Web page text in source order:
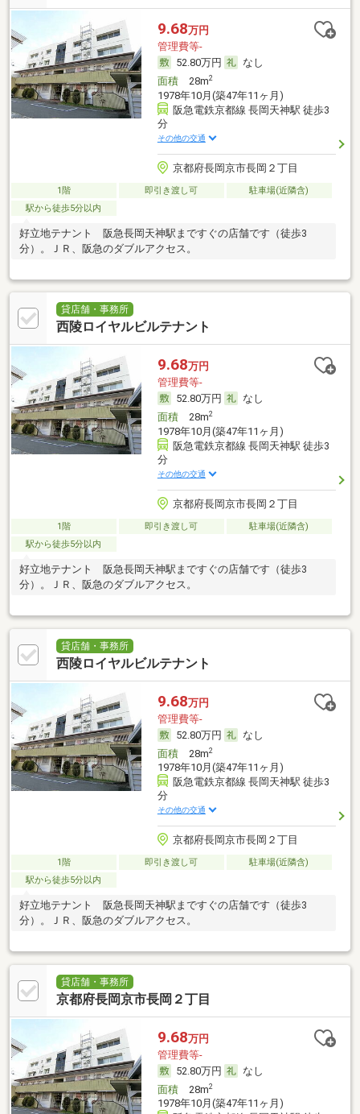
9.68万円
管理費等-
52.80万円
なし
面積28m2
1978年10月(築47年11ヶ月)
阪急電鉄京都線 長岡天神駅 徒歩3
分
その他の交通
京都府長岡京市長岡２丁目
1階 即引き渡し可
駐車場(近隣含)
駅から徒歩5分以内
好立地テナント 阪急長岡天神駅まですぐの店舗です（徒歩3
分）。ＪＲ、阪急のダブルアクセス。
貸店舗・事務所
西陵ロイヤルビルテナント
9.68万円
管理費等-
52.80万円
なし
面積28m2
1978年10月(築47年11ヶ月)
阪急電鉄京都線 長岡天神駅 徒歩3
分
その他の交通
京都府長岡京市長岡２丁目
1階 即引き渡し可
駐車場(近隣含)
駅から徒歩5分以内
好立地テナント 阪急長岡天神駅まですぐの店舗です（徒歩3
分）。ＪＲ、阪急のダブルアクセス。
貸店舗・事務所
西陵ロイヤルビルテナント
9.68万円
管理費等-
52.80万円
なし
面積28m2
1978年10月(築47年11ヶ月)
阪急電鉄京都線 長岡天神駅 徒歩3
分
その他の交通
京都府長岡京市長岡２丁目
1階 即引き渡し可
駐車場(近隣含)
駅から徒歩5分以内
好立地テナント 阪急長岡天神駅まですぐの店舗です（徒歩3
分）。ＪＲ、阪急のダブルアクセス。
貸店舗・事務所
京都府長岡京市長岡２丁目
9.68万円
管理費等-
52.80万円
なし
面積28m2
1978年10月(築47年11ヶ月)